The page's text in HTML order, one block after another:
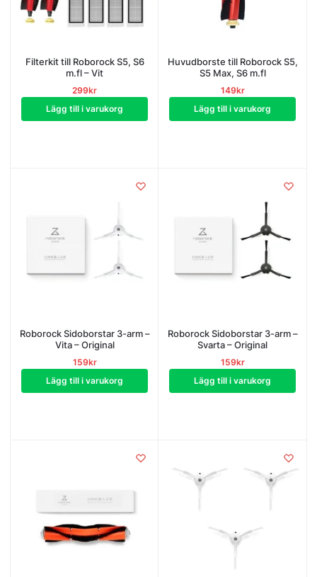
Filterkit till Roborock S5, S6
m.fl – Vit
299kr
Lägg till i varukorg
Huvudborste till Roborock S5,
S5 Max, S6 m.fl
149kr
Lägg till i varukorg
Roborock Sidoborstar 3-arm –
Vita – Original
159kr
Lägg till i varukorg
Roborock Sidoborstar 3-arm –
Svarta – Original
159kr
Lägg till i varukorg